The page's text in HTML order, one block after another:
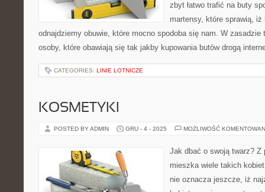
zbyt łatwo trafić na buty
martensy, które sprawią, iż
odnajdziemy obuwie, które mocno spodoba się nam. W zasadzie
osoby, które obawiają się tak jakby kupowania butów drogą
CATEGORIES: LINIE LOTNICZE
KOSMETYKI
POSTED BY ADMIN GRU - 4 - 2025 MOŻLIWOŚĆ
Jak dbać o swoją twarz? Z
mieszka wiele takich
nie oznacza jeszcze, iż